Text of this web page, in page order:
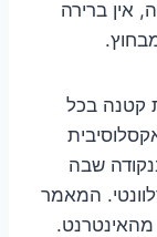
אין ברירה
קטנה בכל
שבה
המאמר
מהאינטרנט.